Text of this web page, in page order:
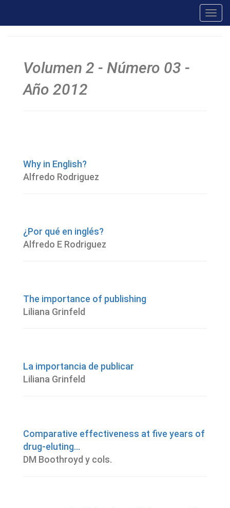
Volumen 2 - Número 03 -
Año 2012
Why in English?
Alfredo Rodriguez
¿Por qué en inglés?
Alfredo E Rodriguez
The importance of publishing
Liliana Grinfeld
La importancia de publicar
Liliana Grinfeld
Comparative effectiveness at five years of
drug-eluting...
DM Boothroyd y cols.